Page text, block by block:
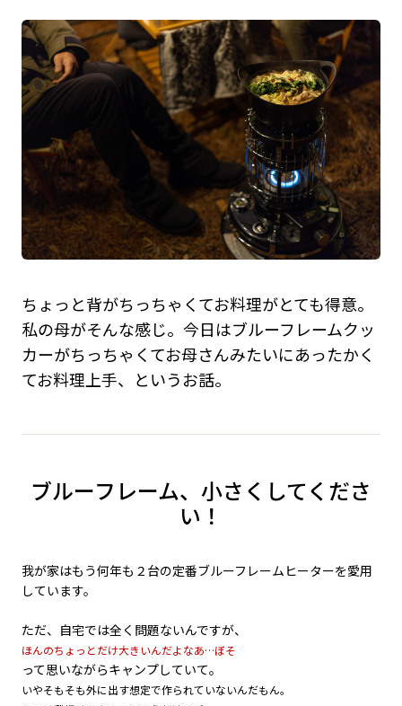
ちょっと背がちっちゃくてお料理がとても得意。
私の母がそんな感じ。今日はブルーフレームクッ
カーがちっちゃくてお母さんみたいにあったかく
てお料理上手、というお話。
ブルーフレーム、小さくしてくださ
い！
我が家はもう何年も２台の定番ブルーフレームヒーターを愛用
しています。
ただ、自宅では全く問題ないんですが、
ほんのちょっとだけ大きいんだよなあ…ぼそ
って思いながらキャンプしていて。
いやそもそも外に出す想定で作られていないんだもん。